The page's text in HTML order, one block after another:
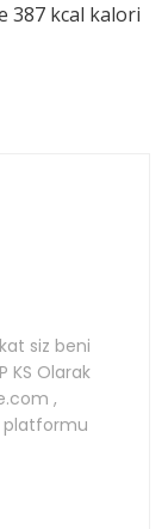
387 kcal kalori
siz beni
KS Olarak
,
platformu